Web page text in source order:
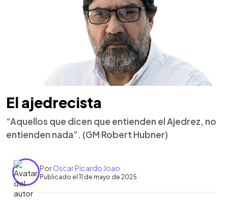
El ajedrecista
“Aquellos que dicen que entienden el Ajedrez, no
entienden nada”. (GM Robert Hubner)
PorOscar Picardo Joao
Publicado el 11 de mayo de 2025